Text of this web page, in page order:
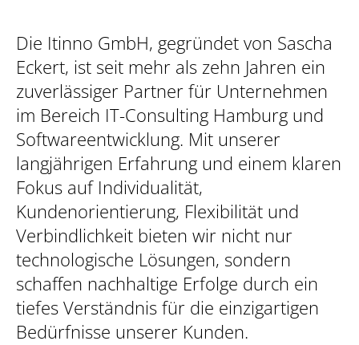
Die Itinno GmbH, gegründet von Sascha
Eckert, ist seit mehr als zehn Jahren ein
zuverlässiger Partner für Unternehmen
im Bereich IT-Consulting Hamburg und
Softwareentwicklung. Mit unserer
langjährigen Erfahrung und einem klaren
Fokus auf Individualität,
Kundenorientierung, Flexibilität und
Verbindlichkeit bieten wir nicht nur
technologische Lösungen, sondern
schaffen nachhaltige Erfolge durch ein
tiefes Verständnis für die einzigartigen
Bedürfnisse unserer Kunden.